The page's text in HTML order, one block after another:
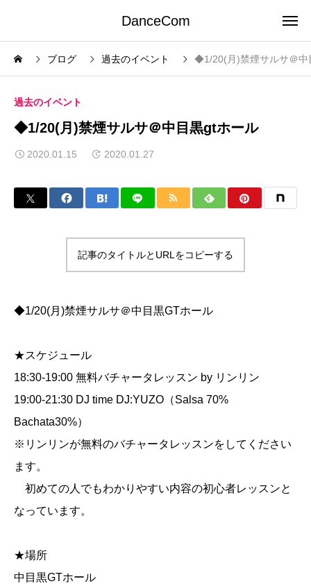
DanceCom
ブログ 過去のイベント ◆1/20(月)禁煙サルサ＠中
過去のイベント
◆1/20(月)禁煙サルサ＠中目黒gtホール
2020.01.15 2020.01.27
記事のタイトルとURLをコピーする
◆1/20(月)禁煙サルサ＠中目黒GTホール
★スケジュール
18:30-19:00 無料バチャータレッスン by リンリン
19:00-21:30 DJ time DJ:YUZO（Salsa 70%
Bachata30%）
※リンリンが無料のバチャータレッスンをしてください
ます。
初めての人でもわかりやすい内容の初心者レッスンと
なっています。
★場所
中目黒GTホール